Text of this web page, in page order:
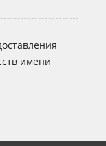
имени